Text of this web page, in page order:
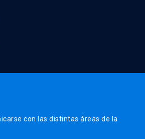
con las distintas áreas de la